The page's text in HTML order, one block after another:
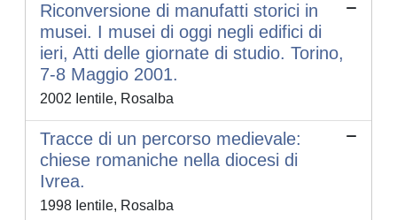
Riconversione di manufatti storici in
musei. I musei di oggi negli edifici di
ieri, Atti delle giornate di studio. Torino,
7-8 Maggio 2001.
2002 Ientile, Rosalba
Tracce di un percorso medievale:
chiese romaniche nella diocesi di
Ivrea.
1998 Ientile, Rosalba